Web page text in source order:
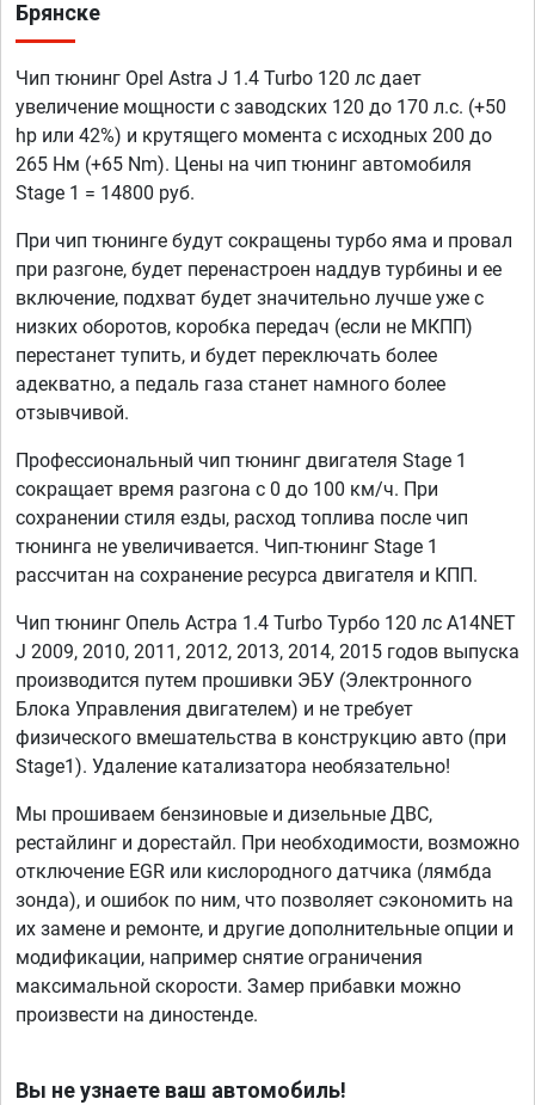
Брянске
Чип тюнинг Opel Astra J 1.4 Turbo 120 лс дает
увеличение мощности с заводских 120 до 170 л.с. (+50
hp или 42%) и крутящего момента с исходных 200 до
265 Нм (+65 Nm). Цены на чип тюнинг автомобиля
Stage 1 = 14800 руб.
При чип тюнинге будут сокращены турбо яма и провал
при разгоне, будет перенастроен наддув турбины и ее
включение, подхват будет значительно лучше уже с
низких оборотов, коробка передач (если не МКПП)
перестанет тупить, и будет переключать более
адекватно, а педаль газа станет намного более
отзывчивой.
Профессиональный чип тюнинг двигателя Stage 1
сокращает время разгона с 0 до 100 км/ч. При
сохранении стиля езды, расход топлива после чип
тюнинга не увеличивается. Чип-тюнинг Stage 1
рассчитан на сохранение ресурса двигателя и КПП.
Чип тюнинг Опель Астра 1.4 Turbo Турбо 120 лс A14NET
J 2009, 2010, 2011, 2012, 2013, 2014, 2015 годов выпуска
производится путем прошивки ЭБУ (Электронного
Блока Управления двигателем) и не требует
физического вмешательства в конструкцию авто (при
Stage1). Удаление катализатора необязательно!
Мы прошиваем бензиновые и дизельные ДВС,
рестайлинг и дорестайл. При необходимости, возможно
отключение EGR или кислородного датчика (лямбда
зонда), и ошибок по ним, что позволяет сэкономить на
их замене и ремонте, и другие дополнительные опции и
модификации, например снятие ограничения
максимальной скорости. Замер прибавки можно
произвести на диностенде.
Вы не узнаете ваш автомобиль!